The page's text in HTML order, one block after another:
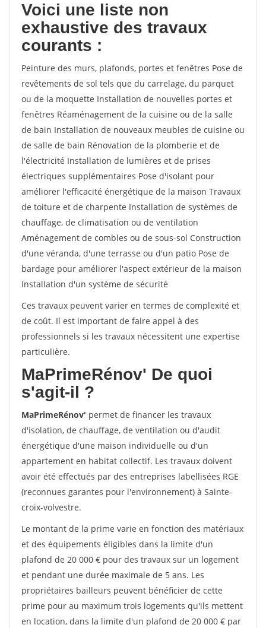
Voici une liste non
exhaustive des travaux
courants :
Peinture des murs, plafonds, portes et fenêtres Pose de
revêtements de sol tels que du carrelage, du parquet
ou de la moquette Installation de nouvelles portes et
fenêtres Réaménagement de la cuisine ou de la salle
de bain Installation de nouveaux meubles de cuisine ou
de salle de bain Rénovation de la plomberie et de
l'électricité Installation de lumières et de prises
électriques supplémentaires Pose d'isolant pour
améliorer l'efficacité énergétique de la maison Travaux
de toiture et de charpente Installation de systèmes de
chauffage, de climatisation ou de ventilation
Aménagement de combles ou de sous-sol Construction
d'une véranda, d'une terrasse ou d'un patio Pose de
bardage pour améliorer l'aspect extérieur de la maison
Installation d'un système de sécurité
Ces travaux peuvent varier en termes de complexité et
de coût. Il est important de faire appel à des
professionnels si les travaux nécessitent une expertise
particulière.
MaPrimeRénov' De quoi
s'agit-il ?
MaPrimeRénov' permet de financer les travaux
d'isolation, de chauffage, de ventilation ou d'audit
énergétique d'une maison individuelle ou d'un
appartement en habitat collectif. Les travaux doivent
avoir été effectués par des entreprises labellisées RGE
(reconnues garantes pour l'environnement) à Sainte-
croix-volvestre.
Le montant de la prime varie en fonction des matériaux
et des équipements éligibles dans la limite d'un
plafond de 20 000 € pour des travaux sur un logement
et pendant une durée maximale de 5 ans. Les
propriétaires bailleurs peuvent bénéficier de cette
prime pour au maximum trois logements qu'ils mettent
en location, dans la limite d'un plafond de 20 000 € par